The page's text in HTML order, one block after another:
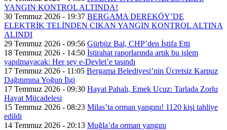
YANGIN KONTROL ALTINDA!
30 Temmuz 2026 - 19:37 BERGAMA DEREKÖY’DE
ELEKTRİK TELİNDEN ÇIKAN YANGIN KONTROL ALTINA
ALINDI
29 Temmuz 2026 - 09:56 Gürbüz Bal, CHP’den İstifa Etti
18 Temmuz 2026 - 14:50 İstirahat raporlarında artık bu işlem
yapılmayacak: Her şey e-Devlet’e taşındı
17 Temmuz 2026 - 11:05 Bergama Belediyesi’nin Ücretsiz Karpuz
Dağıtımına Yoğun İlgi
17 Temmuz 2026 - 09:30 Hayat Pahalı, Emek Ucuz: Tarlada Zorlu
Hayat Mücadelesi
15 Temmuz 2026 - 08:23 Milas’ta orman yangını! 1120 kişi tahliye
edildi
14 Temmuz 2026 - 20:13 Muğla’da orman yangını